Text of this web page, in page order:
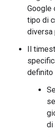
Google
tipo di
diversa
Il
definito
di